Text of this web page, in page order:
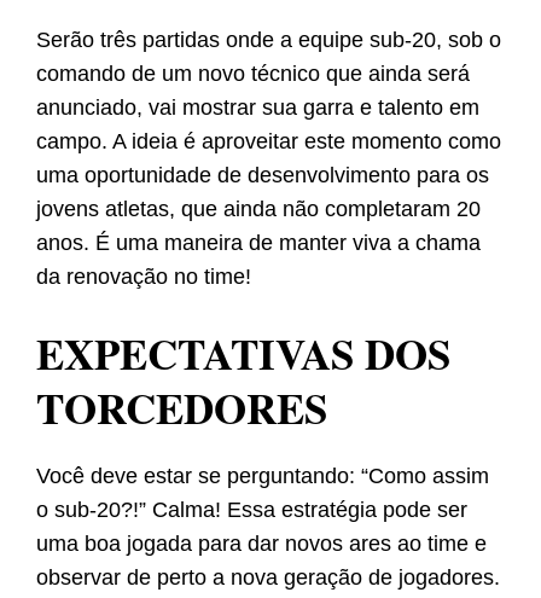
Serão três partidas onde a equipe sub-20, sob o
comando de um novo técnico que ainda será
anunciado, vai mostrar sua garra e talento em
campo. A ideia é aproveitar este momento como
uma oportunidade de desenvolvimento para os
jovens atletas, que ainda não completaram 20
anos. É uma maneira de manter viva a chama
da renovação no time!
EXPECTATIVAS DOS
TORCEDORES
Você deve estar se perguntando: “Como assim
o sub-20?!” Calma! Essa estratégia pode ser
uma boa jogada para dar novos ares ao time e
observar de perto a nova geração de jogadores.